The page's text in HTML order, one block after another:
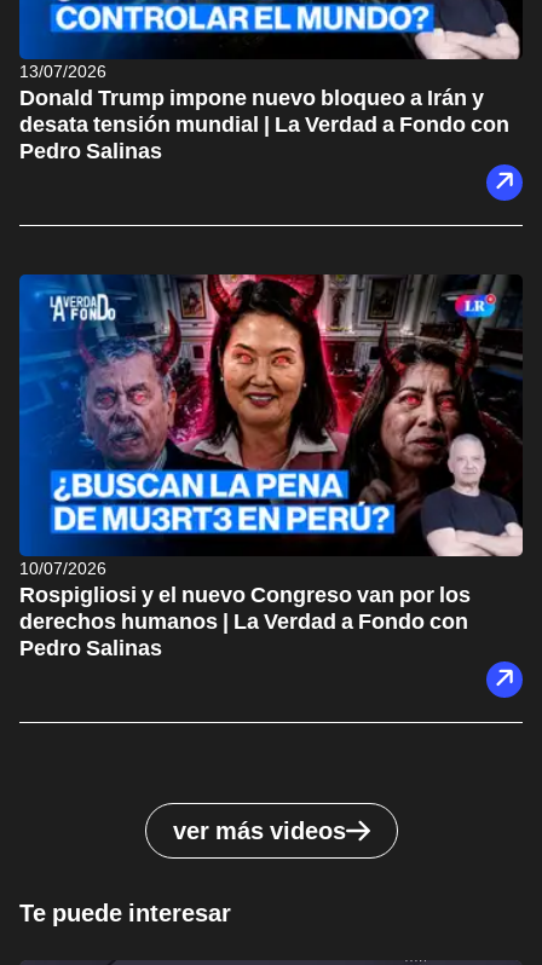
13/07/2026
Donald Trump impone nuevo bloqueo a Irán y
desata tensión mundial | La Verdad a Fondo con
Pedro Salinas
10/07/2026
Rospigliosi y el nuevo Congreso van por los
derechos humanos | La Verdad a Fondo con
Pedro Salinas
ver más videos
Te puede interesar